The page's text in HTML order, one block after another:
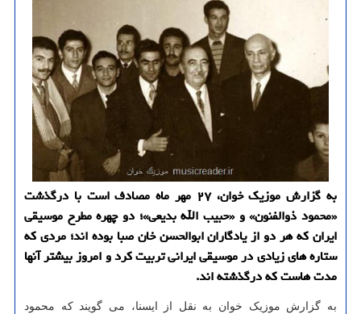
به گزارش موزیک خوان، ۲۷ مهر ماه مصادف است با درگذشت
«محمود ذوالفنون» و «حبیب الله بدیعی»؛ دو چهره مطرح موسیقی
ایران که هر دو از یادگاران ابوالحسن خان صبا بوده اند؛ مردی که
ستاره های زیادی در موسیقی ایرانی تربیت کرد و امروز بیشتر آنها
مدت هاست که درگذشته اند.
به گزارش موزیک خوان به نقل از ایسنا، می گویند که محمود